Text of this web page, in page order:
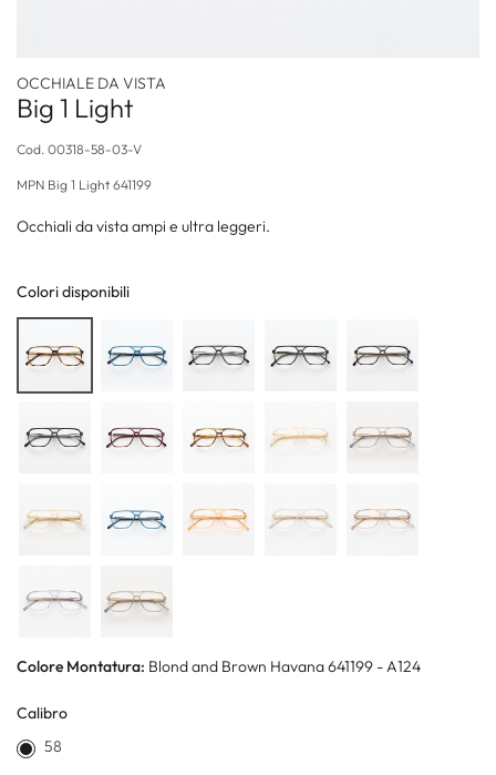
OCCHIALE DA VISTA
Big 1 Light
Cod. 00318-58-03-V
MPN Big 1 Light 641199
Occhiali da vista ampi e ultra leggeri.
Colori disponibili
Colore Montatura: Blond and Brown Havana 641199 - A124
Calibro
58